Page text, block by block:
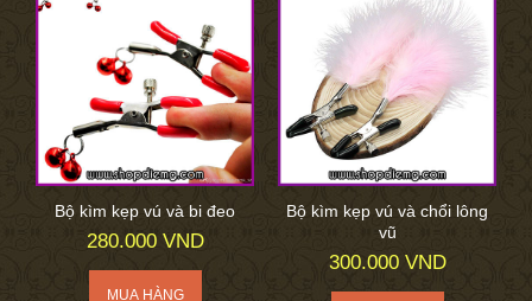
Bộ kìm kẹp vú và bi đeo
280.000 VND
Bộ kìm kẹp vú và chổi lông
vũ
300.000 VND